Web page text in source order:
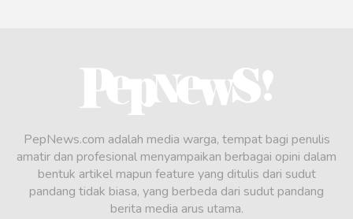
PepNews.com adalah media warga, tempat bagi penulis
amatir dan profesional menyampaikan berbagai opini dalam
bentuk artikel mapun feature yang ditulis dari sudut
pandang tidak biasa, yang berbeda dari sudut pandang
berita media arus utama.